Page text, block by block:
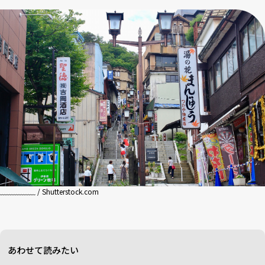
﹏﹏﹏﹏﹏ / Shutterstock.com
あわせて読みたい